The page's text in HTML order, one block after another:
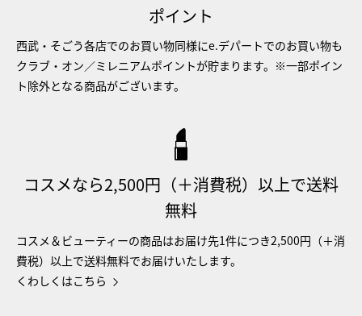
ポイント
西武・そごう各店でのお買い物同様にe.デパートでのお買い物も
クラブ・オン／ミレニアムポイントが貯まります。※一部ポイン
ト除外となる商品がございます。
コスメなら2,500円（＋消費税）以上で送料
無料
コスメ＆ビューティーの商品はお届け先1件につき2,500円（＋消
費税）以上で送料無料でお届けいたします。
くわしくはこちら